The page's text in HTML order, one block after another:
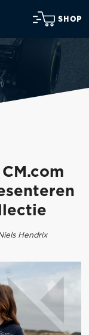
SHOP
Hendrix